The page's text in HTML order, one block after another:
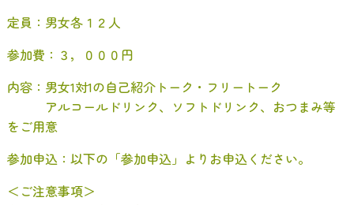
定員：男女各１２人
参加費：３，０００円
内容：男女1対1の自己紹介トーク・フリートーク
アルコールドリンク、ソフトドリンク、おつまみ等
をご用意
参加申込：以下の「参加申込」よりお申込ください。
＜ご注意事項＞